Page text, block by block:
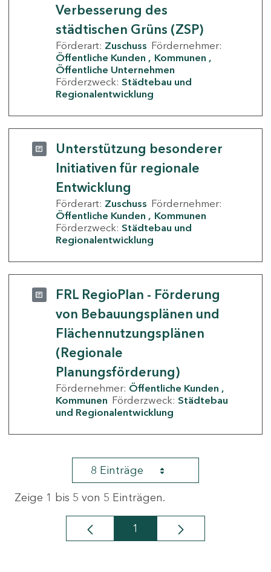
Verbesserung des
städtischen Grüns (ZSP)
Förderart: Zuschuss Fördernehmer:
Öffentliche Kunden
Kommunen
Öffentliche Unternehmen
Förderzweck: Städtebau und
Regionalentwicklung
Unterstützung besonderer
Initiativen für regionale
Entwicklung
Förderart: Zuschuss Fördernehmer:
Öffentliche Kunden
Kommunen
Förderzweck: Städtebau und
Regionalentwicklung
FRL RegioPlan - Förderung
von Bebauungsplänen und
Flächennutzungsplänen
(Regionale
Planungsförderung)
Fördernehmer: Öffentliche Kunden
Kommunen Förderzweck: Städtebau
und Regionalentwicklung
8 Einträge
Zeige 1 bis 5 von 5 Einträgen.
Seite
1